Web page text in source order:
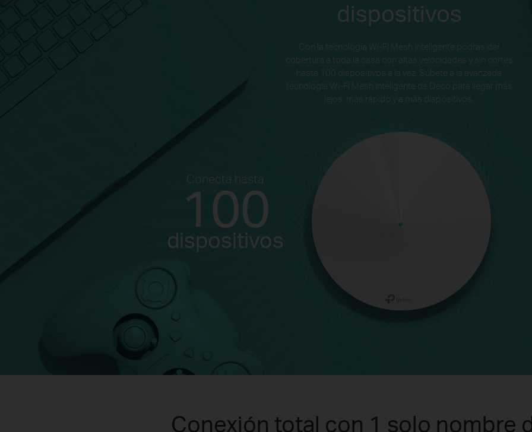
dispositivos
Con la tecnología Wi-Fi Mesh inteligente podrás dar
cobertura a toda la casa con altas velocidades y sin cortes
hasta 100 dispositivos a la vez. Súbete a la avanzada
tecnología Wi-Fi Mesh Inteligente de Deco para llegar más
lejos, más rápido y a más dispositivos.
Conecta hasta
100
dispositivos
Conexión total con 1 solo nombre